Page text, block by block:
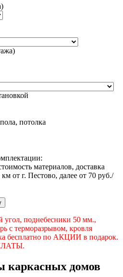
потолка
материалов, доставка
от г. Пестово, далее от 70 руб./
поднебесники 50 мм.,
с терморазрывом, кровля
бесплатно по АКЦИИ в подарок.
каркасных домов